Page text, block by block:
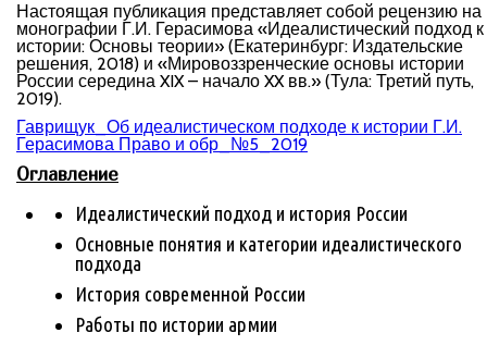
Настоящая публикация представляет собой рецензию на
монографии Г.И. Герасимова «Идеалистический подход к
истории: Основы теории» (Екатеринбург: Издательские
решения, 2018) и «Мировоззренческие основы истории
России середина XIX – начало XX вв.» (Тула: Третий путь,
2019).
Гаврищук_Об идеалистическом подходе к истории Г.И.
Герасимова Право и обр_№5_2019
Оглавление
Идеалистический подход и история России
Основные понятия и категории идеалистического
подхода
История современной России
Работы по истории армии